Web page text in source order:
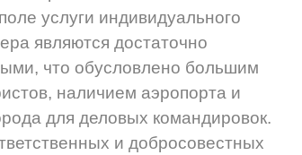
услуги индивидуального
являются достаточно
что обусловлено большим
наличием аэропорта и
для деловых командировок.
и добросовестных